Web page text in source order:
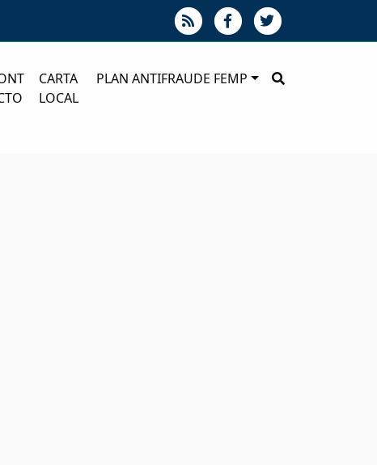
CARTA
LOCAL
PLAN ANTIFRAUDE FEMP